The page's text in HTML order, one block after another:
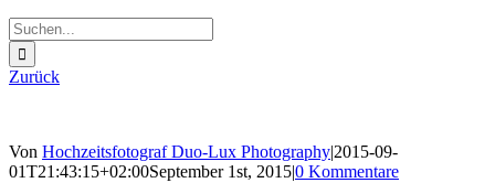
Suche
nach:
Zurück
Von Hochzeitsfotograf Duo-Lux Photography|2015-09-
01T21:43:15+02:00September 1st, 2015|0 Kommentare